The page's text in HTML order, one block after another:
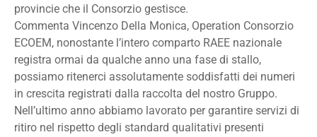
provincie che il Consorzio gestisce.
Commenta Vincenzo Della Monica, Operation Consorzio
ECOEM, nonostante l’intero comparto RAEE nazionale
registra ormai da qualche anno una fase di stallo,
possiamo ritenerci assolutamente soddisfatti dei numeri
in crescita registrati dalla raccolta del nostro Gruppo.
Nell’ultimo anno abbiamo lavorato per garantire servizi di
ritiro nel rispetto degli standard qualitativi presenti